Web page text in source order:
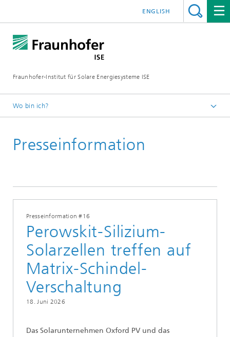
Fraunhofer-Institut für Solare Energiesysteme ISE
ENGLISH
Wo bin ich?
Presseinformation
Presseinformation #16
Perowskit-Silizium-
Solarzellen treffen auf
Matrix-Schindel-
Verschaltung
18. Juni 2026
Das Solarunternehmen Oxford PV und das